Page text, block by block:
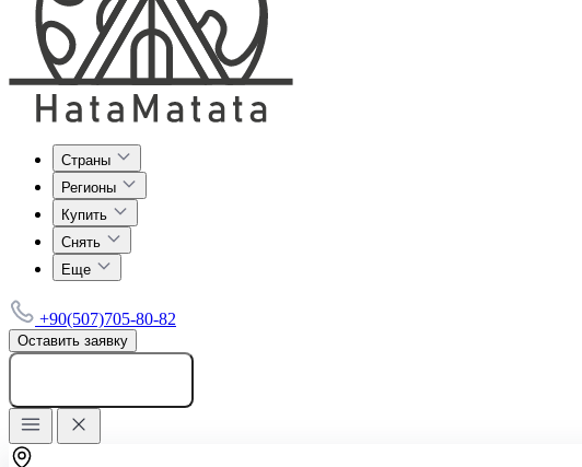
Страны
Регионы
Купить
Снять
Еще
+90(507)705-80-82
Оставить заявку